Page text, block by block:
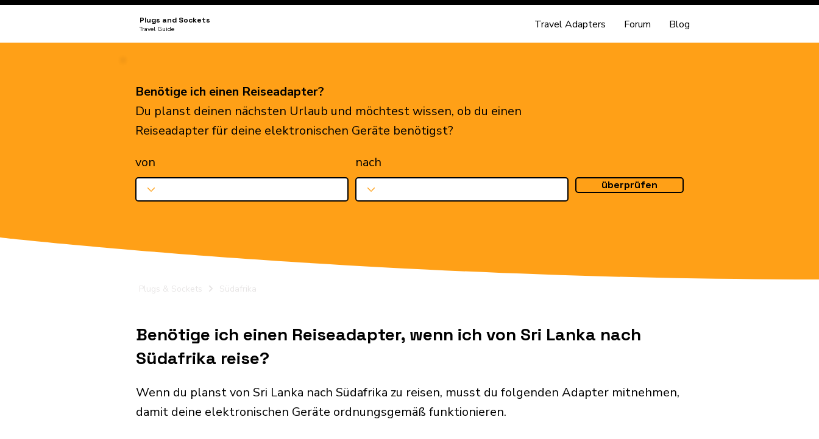
Plugs and Sockets
Travel Guide Travel Adapters Forum Blog
Benötige ich einen Reiseadapter?
Du planst deinen nächsten Urlaub und möchtest wissen, ob du einen
Reiseadapter für deine elektronischen Geräte benötigst?
von
nach
überprüfen
Plugs & Sockets Südafrika
Benötige ich einen Reiseadapter, wenn ich von Sri Lanka nach
Südafrika reise?
Wenn du planst von Sri Lanka nach Südafrika zu reisen, musst du folgenden Adapter mitnehmen,
damit deine elektronischen Geräte ordnungsgemäß funktionieren.